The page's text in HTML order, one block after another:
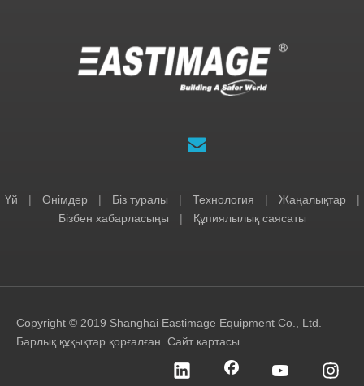
Үй | Өнімдер | Біз туралы | Технология | Жаңалықтар
|
Бізбен хабарласыңы
| Құпиялылық саясаты
Copyright © 2019 Shanghai Eastimage Equipment Co., Ltd.
Барлық құқықтар қорғалған. Сайт картасы